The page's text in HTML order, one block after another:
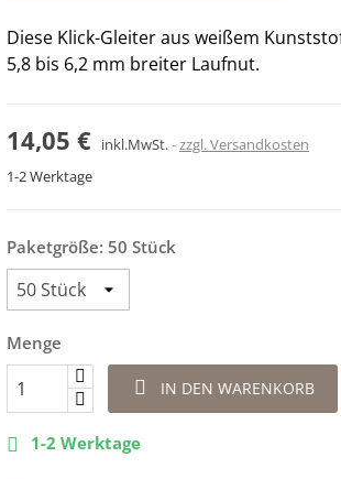
Diese Klick-Gleiter aus weißem
5,8 bis 6,2 mm breiter Laufnut.
14,05 € inkl.MwSt. zzgl. Versandkosten
1-2 Werktage
Paketgröße: 50 Stück
Menge
 IN DEN WARENKORB
 1-2 Werktage